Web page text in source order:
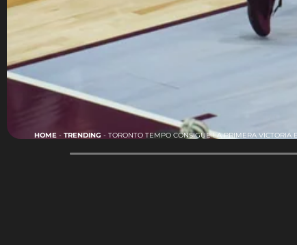
HOME- TRENDING - TORONTO TEMPO CONSIGUE LA PRIMERA VICTORIA